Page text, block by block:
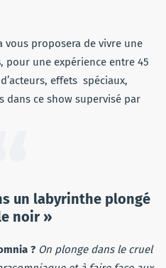
vous proposera de vivre une
, pour une expérience entre 45
effets spéciaux,
dans ce show supervisé par
un labyrinthe plongé
noir »
? On plonge dans le cruel